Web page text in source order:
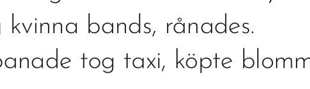
kvinna bands, rånades.
tog taxi, köpte